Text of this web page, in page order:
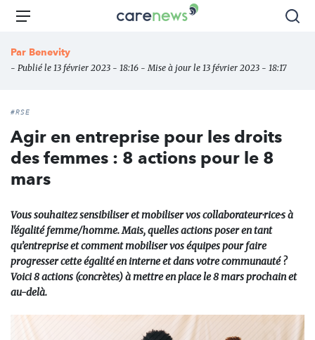
Aller
principal
Carenews,
des
Menu
Par Benevity
- Publié le 13 février 2023 - 18:16 - Mise à jour le 13 février 2023 - 18:17
#RSE
Agir en entreprise pour les droits
des femmes : 8 actions pour le 8
mars
Vous souhaitez sensibiliser et mobiliser vos collaborateur·rice·s à
l'égalité femme/homme. Mais, quelles actions poser en tant
qu’entreprise et comment mobiliser vos équipes pour faire
progresser cette égalité en interne et dans votre communauté ?
Voici 8 actions (concrètes) à mettre en place le 8 mars prochain et
au-delà.